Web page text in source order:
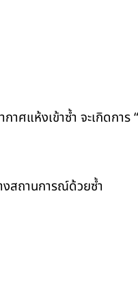
ศแห้งเข้าซ้ำ จะเกิดการ
งสถานการณ์ด้วยซ้ำ